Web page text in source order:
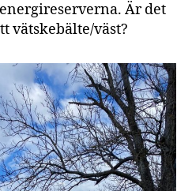
Är det
vätskebälte/väst?